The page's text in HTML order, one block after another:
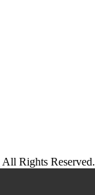
All Rights Reserved.